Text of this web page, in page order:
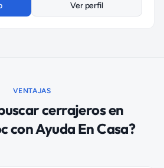
Ver perfil
VENTAJAS
cerrajerosen
con Ayuda En Casa?